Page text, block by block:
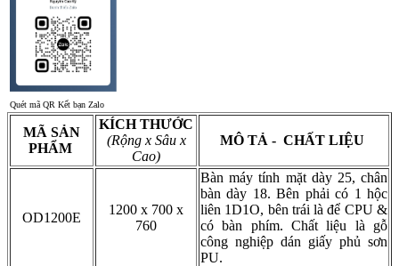
Quét mã QR Kết bạn Zalo
MÃ SẢN
PHẨM
KÍCH THƯỚC
(Rộng x Sâu x
Cao)
MÔ TẢ - CHẤT LIỆU
OD1200E
1200 x 700 x
760
Bàn máy tính mặt dày 25, chân
bàn dày 18. Bên phải có 1 hộc
liên 1D1O, bên trái là để CPU &
có bàn phím. Chất liệu là gỗ
công nghiệp dán giấy phủ sơn
PU.